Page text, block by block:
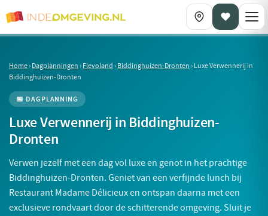
Home›Dagplanningen›Flevoland›Biddinghuizen-Dronten›Luxe Verwennerij in
Biddinghuizen-Dronten
📅 DAGPLANNING
Luxe Verwennerij in Biddinghuizen-
Dronten
Verwen jezelf met een dag vol luxe en genot in het prachtige
Biddinghuizen-Dronten. Geniet van een verfijnde lunch bij
Restaurant Madame Délicieux en ontspan daarna met een
exclusieve rondvaart door de schitterende omgeving. Sluit je